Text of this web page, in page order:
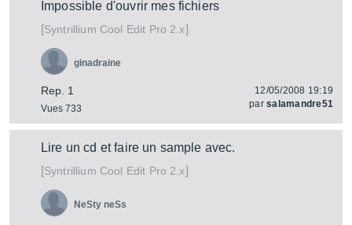
Impossible d'ouvrir mes fichiers
[Syntrillium Cool Edit Pro 2.x]
Rep. 1
Vues 733
ginadraine
12/05/2008 19:19
parsalamandre51
Lire un cd et faire un sample avec.
[Syntrillium Cool Edit Pro 2.x]
NeSty neSs